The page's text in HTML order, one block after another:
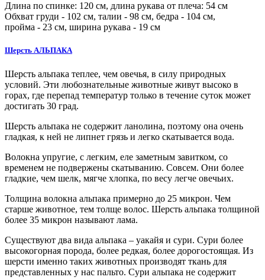
Длина по спинке: 120 см, длина рукава от плеча: 54 см
Обхват груди - 102 см, талии - 98 см, бедра - 104 см,
пройма - 23 см, ширина рукава - 19 см
Шерсть АЛЬПАКА
Шерсть альпака теплее, чем овечья, в силу природных
условий. Эти любознательные животные живут высоко в
горах, где перепад температур только в течение суток может
достигать 30 град.
Шерсть альпака не содержит ланолина, поэтому она очень
гладкая, к ней не липнет грязь и легко скатывается вода.
Волокна упругие, с легким, еле заметным завитком, со
временем не подвержены скатыванию. Совсем. Они более
гладкие, чем шелк, мягче хлопка, по весу легче овечьих.
Толщина волокна альпака примерно до 25 микрон. Чем
старше животное, тем толще волос. Шерсть альпака толщиной
более 35 микрон называют лама.
Существуют два вида альпака – уакайя и сури. Сури более
высокогорная порода, более редкая, более дорогостоящая. Из
шерсти именно таких животных производят ткань для
представленных у нас пальто. Сури альпака не содержит